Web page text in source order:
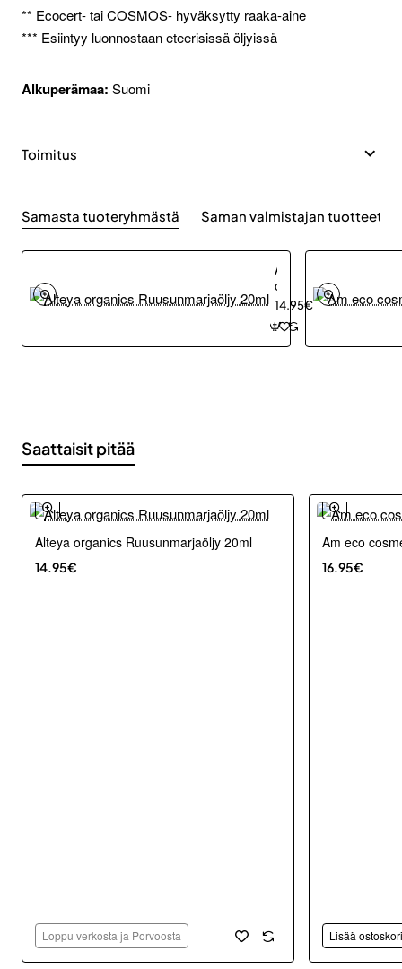
** Ecocert- tai COSMOS- hyväksytty raaka-aine
*** Esiintyy luonnostaan eteerisissä öljyissä
Alkuperämaa: Suomi
Toimitus
Samasta tuoteryhmästä Saman valmistajan tuotteet
Alteya
organics
Ruusunmarjaöljy
20ml
14.95€
Saattaisit pitää
Alteya organics Ruusunmarjaöljy 20ml
14.95€
Loppu verkosta ja Porvoosta
Am eco
16.95€
Lisää